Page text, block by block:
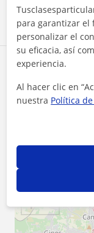
Español
Zona de
Localidades a
Sevilla (Ciudad)
+ −
para garantizar el
personalizar el
su eficacia, así
experiencia.
Al hacer clic en
nuestra Política